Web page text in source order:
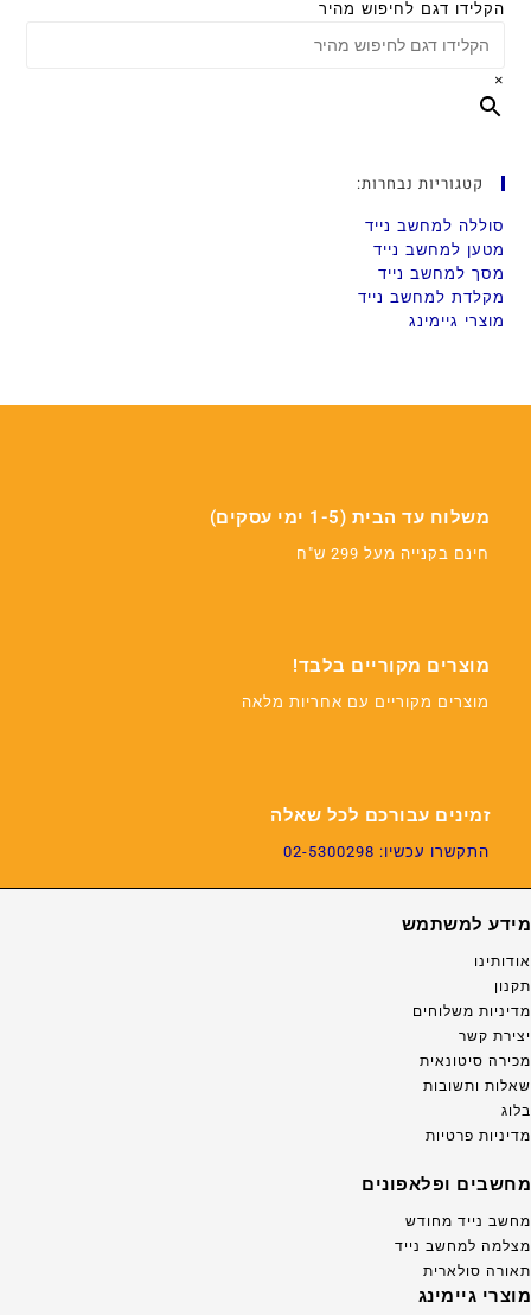
הקלידו דגם לחיפוש מהיר
×
קטגוריות נבחרות:
סוללה למחשב נייד
מטען למחשב נייד
מסך למחשב נייד
מקלדת למחשב נייד
מוצרי גיימינג
משלוח עד הבית (1-5 ימי עסקים)
חינם בקנייה מעל 299 ש"ח
מוצרים מקוריים בלבד!
מוצרים מקוריים עם אחריות מלאה
זמינים עבורכם לכל שאלה
התקשרו עכשיו: 02-5300298
מידע למשתמש
אודותינו
תקנון
מדיניות משלוחים
יצירת קשר
מכירה סיטונאית
שאלות ותשובות
בלוג
מדיניות פרטיות
מחשבים ופלאפונים
מחשב נייד מחודש
מצלמה למחשב נייד
תאורה סולארית
מוצרי גיימינג